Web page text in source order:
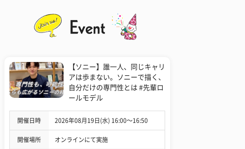
【ソニー】誰一人、同じキャリ
アは歩まない。ソニーで描く、
自分だけの専門性とは #先輩ロ
ールモデル
開催日時 2026年08月19日(水) 16:00〜16:50
開催場所 オンラインにて実施